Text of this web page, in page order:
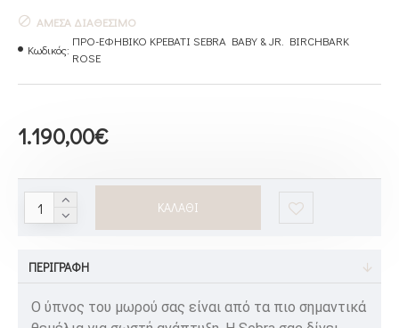
1.190,00€
ΆΜΕΣΑ ΔΙΑΘΈΣΙΜΟ
Κωδικός:
ΠΡΟ-ΕΦΗΒΙΚΟ ΚΡΕΒΑΤΙ SEBRA BABY & JR. BIRCHBARK
ROSE
ΚΑΛΆΘΙ
ΠΕΡΙΓΡΑΦΉ
Ο ύπνος του μωρού σας είναι από τα πιο σημαντικά